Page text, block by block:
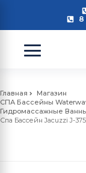
8
Главная
Магазин
СПА Бассейны
Гидромассажные
Спа Бассейн Jacuzzi J-375